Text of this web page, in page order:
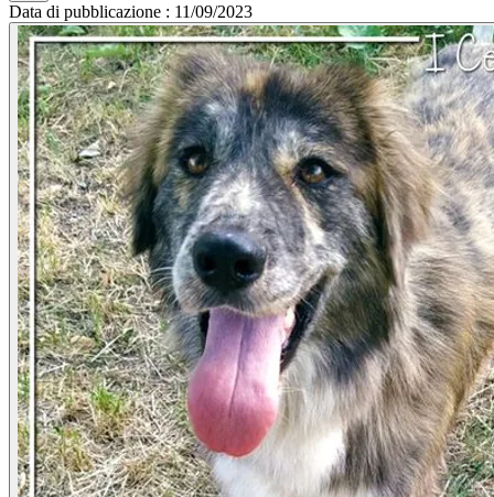
Data di pubblicazione : 11/09/2023